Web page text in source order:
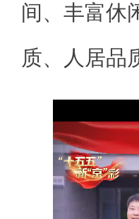
间、丰富休
质、人居品